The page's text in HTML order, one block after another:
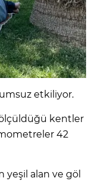
etkiliyor.
ölçüldüğü kentler
42
yeşil alan ve göl